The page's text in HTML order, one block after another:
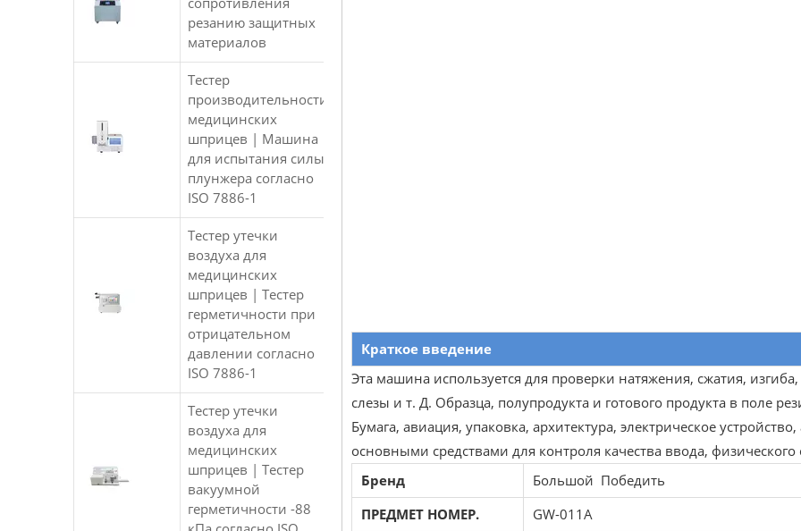
резанию защитных
материалов
Тестер
производительности
медицинских
шприцев | Машина
для испытания силы
плунжера согласно
ISO 7886-1
Тестер утечки
воздуха для
медицинских
шприцев | Тестер
герметичности при
отрицательном
давлении согласно
ISO 7886-1
Тестер утечки
воздуха для
медицинских
шприцев | Тестер
вакуумной
герметичности -88
Краткое введение
Эта машина используется для проверки натяжения, сжатия,
слезы и т. Д. Образца, полупродукта и готового продукта в поле
Бумага, авиация, упаковка, архитектура, электрическое
основными средствами для контроля качества ввода,
Бренд
Большой Победить
ПРЕДМЕТ НОМЕР.
GW-011A